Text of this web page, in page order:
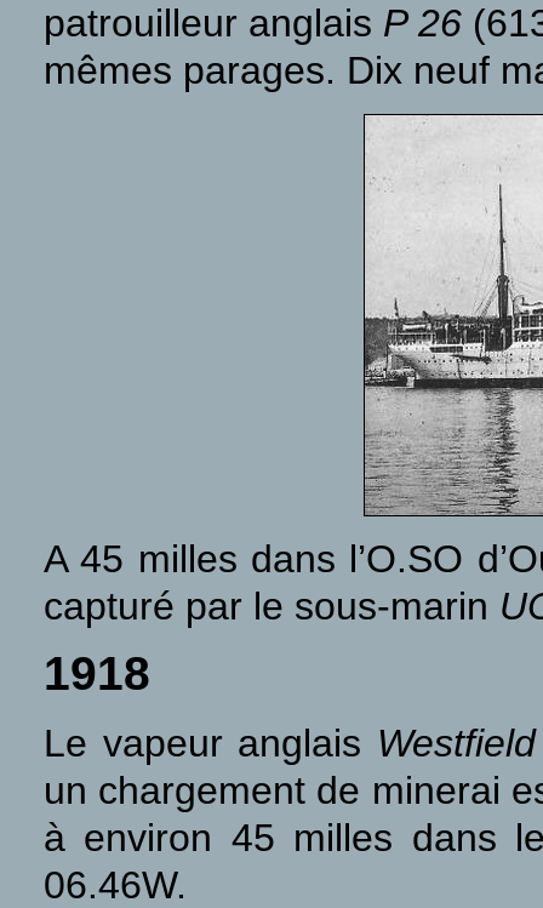
patrouilleur anglais P 26
mêmes parages. Dix neuf
A 45 milles dans l’O.SO
capturé par le sous-marin
1918
Le vapeur anglais
un chargement de minerai
à environ 45 milles dans
06.46W.